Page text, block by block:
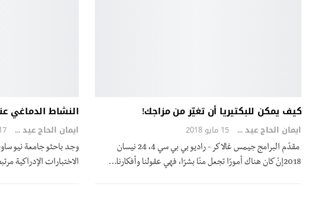
كيف يمكن للبكتيريا أن تغيّر من مزاجك!
ايمان الحاج عيد 15 مايو 2018
مقدّم البرامج جيمس غالاكر - راديو بي بي سي 4، 24 نيسان
2018إنْ كان هناك أمورًا تجعل منّا بشرًا، فهي عقولنا وأفكارنا…
النشاط الدماغي
ايمان الحاج عيد 17
وجد باحثو جامعة نيو
الاختبارات الإدراكية